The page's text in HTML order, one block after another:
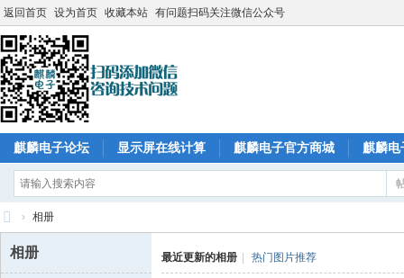
返回首页 设为首页 收藏本站 有问题扫码关注微信公众号
麒麟电子论坛 显示屏在线计算 麒麟电子官方商城 麒麟电
麒
麟
› 相册
相册 最近更新的相册 热门图片推荐